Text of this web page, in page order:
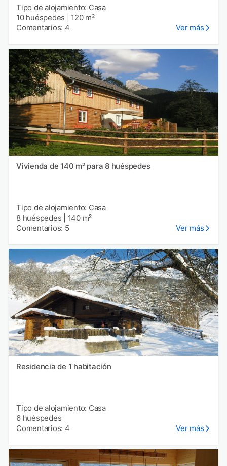
Tipo de alojamiento: Casa
10 huéspedes
120 m²
Comentarios: 4
Ver más
Vivienda de 140 m² para 8 huéspedes
Tipo de alojamiento: Casa
8 huéspedes
140 m²
Comentarios: 5
Ver más
Residencia de 1 habitación
Tipo de alojamiento: Casa
6 huéspedes
Comentarios: 4
Ver más